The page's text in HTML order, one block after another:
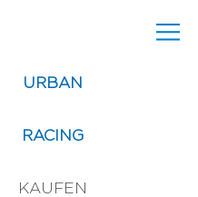
URBAN
RACING
KAUFEN